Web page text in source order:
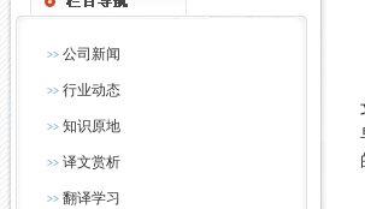
>> 公司新闻
>> 行业动态
>> 知识原地
>> 译文赏析
>> 翻译学习